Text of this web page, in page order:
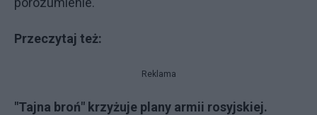
Przeczytaj też:
Reklama
"Tajna broń" krzyżuje plany armii rosyjskiej.